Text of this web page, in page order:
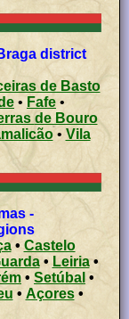
district
de Basto
• Fafe •
Terras de Bouro
• Vila
• Castelo
•Leiria•
• Setúbal •
• Açores •